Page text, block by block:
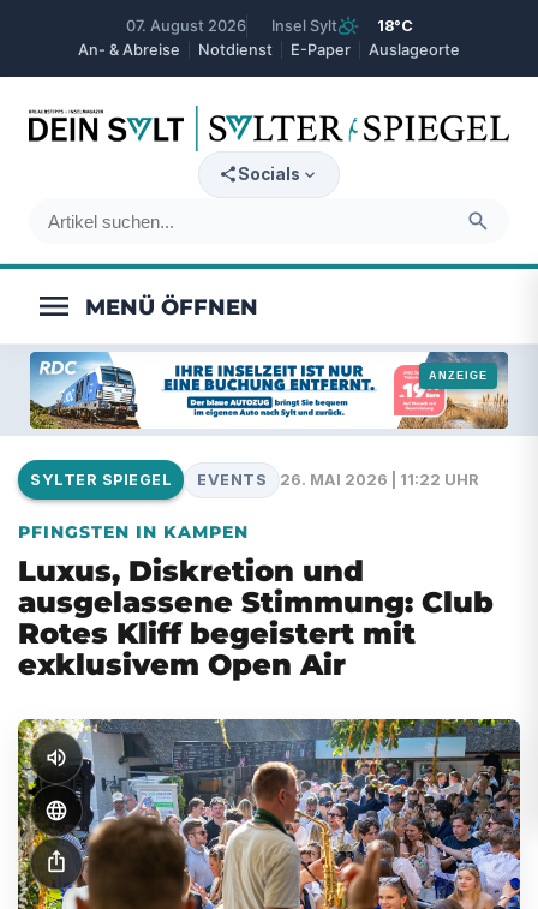
07. August 2026 Insel Syltpartly_cloudy_day
18°C
An- & Abreise
Notdienst E-Paper Auslageorte
search
Socials expand_more
menu
SYLTER SPIEGEL EVENTS 26. MAI 2026 | 11:22 UHR
PFINGSTEN IN KAMPEN
Luxus, Diskretion und
ausgelassene Stimmung: Club
Rotes Kliff begeistert mit
exklusivem Open Air
volume_up
language
ios_share